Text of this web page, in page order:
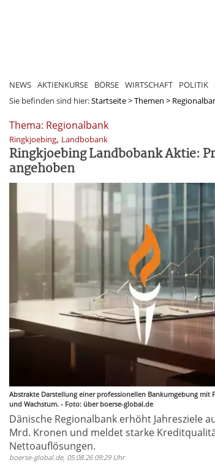
NEWS AKTIENKURSE BÖRSE WIRTSCHAFT POLITIK
Sie befinden sind hier:Startseite>Themen >
Thema: Regionalbank
Ringkjoebing, Landbobank
Ringkjoebing Landbobank Aktie:
angehoben
Abstrakte Darstellung einer professionellen Bankumgebung mit
und Wachstum. - Foto: über boerse-global.de
Dänische Regionalbank erhöht Jahresziele
Mrd. Kronen und meldet starke
Nettoauflösungen.
boerse-global.de, 05.08.26 09:29 Uhr